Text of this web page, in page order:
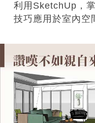
利用SketchUp，
技巧應用於室內空